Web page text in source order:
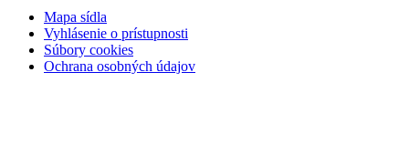
Mapa sídla
Vyhlásenie o prístupnosti
Súbory cookies
Ochrana osobných údajov